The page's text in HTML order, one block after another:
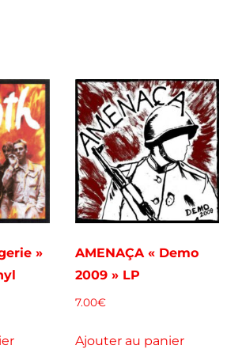
»
AMENAÇA « Demo
2009 » LP
7.00€
Ajouter au panier